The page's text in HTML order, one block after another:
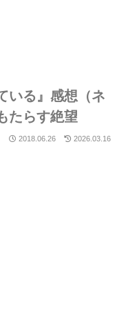
いる』感想（ネ
たらす絶望
2018.06.26 2026.03.16